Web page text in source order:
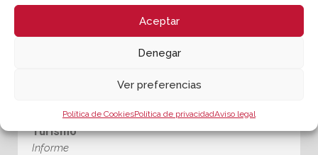
Aceptar
Denegar
Ver preferencias
Política de CookiesPolítica de privacidadAviso legal
perspectivas 2019
Informe realizado por el Área de Conocimiento e
Egatur y Familitur- Comunitat Valenciana, fruto de la
Turismo
Informe